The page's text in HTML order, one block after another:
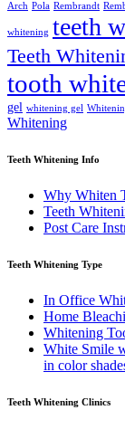
Arch Pola Rembrandt
whitening teeth
Teeth
tooth
gel whitening gel
Whitening
Teeth Whitening Info
Why Whiten
Teeth
Post Care
Teeth Whitening Type
In Office
Home
Whitening
White Smile
in color
Teeth Whitening Clinics